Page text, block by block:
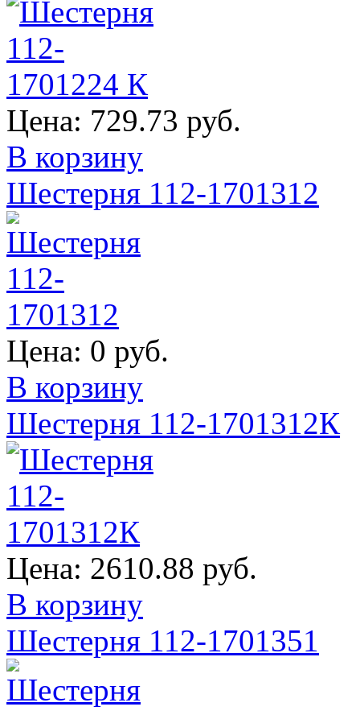
Цена: 729.73 руб.
В корзину
Шестерня 112-1701312
Цена: 0 руб.
В корзину
Шестерня 112-1701312К
Цена: 2610.88 руб.
В корзину
Шестерня 112-1701351